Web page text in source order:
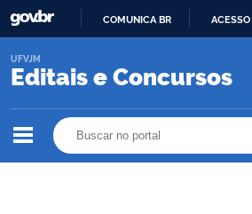
O
COMUNICA BR
Editais e Concursos
UFVJM